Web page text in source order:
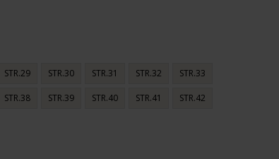
STR.29 STR.30 STR.31 STR.32 STR.33
STR.38 STR.39 STR.40 STR.41 STR.42